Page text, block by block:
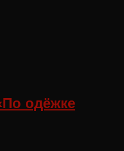
одёжке